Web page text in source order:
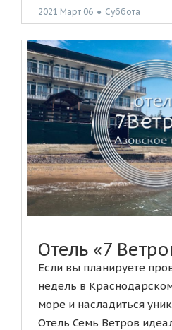
2021 Март 06 ● Суббота
Отель «7
Если вы планируете
недель в
море и насладиться
Отель Семь Ветров